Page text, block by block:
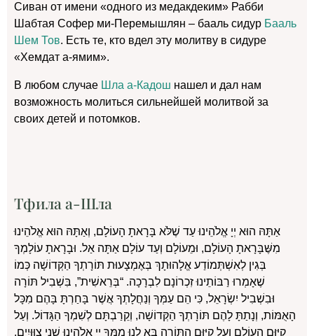
Сиван от имени «одного из медакдеким» Рабби
Шабтая Софер ми-Перемышлян – бааль сидур Бааль
Шем Тов. Есть те, кто вдел эту молитву в сидуре
«Хемдат а-ямим».
В любом случае Шла а-Кадош нашел и дал нам
возможность молиться сильнейшей молитвой за
своих детей и потомков.
Тфила а-Шла
אַתָּהּ הוּא יְיָ אֱלֹהֵינוּ עַד שֶׁלֹּא בָּרָאתָ הָעוֹלָם, וְאַתָּהּ הוּא אֱלֹהֵינוּ
מִשֶּׁבָּרָאתָ הָעוֹלָם, וּמֵעוֹלָם וְעַד עוֹלָם אַתָּה אַל. וּבָרָאתָ עוֹלָמְךָ
בְּגִין לְאִשְׁתְּמוֹדַע אֱלָהוּתָךְ בְּאֶמְצָעוּת תּוֹרָתְךָ הַקְּדוֹשָׁה כְּמוֹ
שֶׁאָמְרוּ רַבּוֹתֵינוּ זִכְרוֹנָם לִבְרָכָה. “בְּרֵאשִׁית”, בִּשְׁבִיל תּוֹרָה
וּבִשְׁבִיל יִשְׂרָאֵל, כִּי הֵם עַמְּךָ וְנַחֲלָתְךָ אֲשֶׁר בָּחַרְתָּ בָּהֶם מִכָּל
הָאֻמּוֹת, וְנָתַתָּ לָהֶם תּוֹרָתְךָ הַקְּדוֹשָׁה, וְקֵרַבְתָּם לְשִׁמְךָ הַגָּדוֹל. וְעַל
קִיּוּם הָעוֹלָם וְעַל קִיּוּם הַתּוֹרָה בָּא לָנוּ מִמְּךָ יְיָ אֱלֹהֵינוּ שְׁנֵי צִוּוּיִים.